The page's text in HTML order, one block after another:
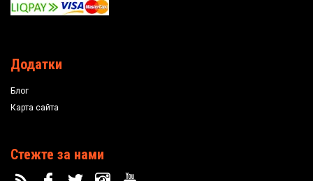
Додатки
Блог
Карта сайта
Стежте за нами